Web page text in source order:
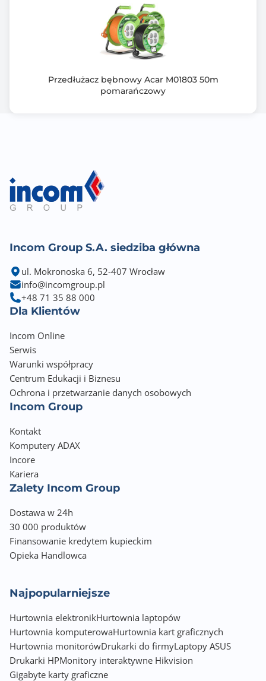
Przedłużacz bębnowy Acar M01803 50m
pomarańczowy
Incom Group S.A. siedziba główna
ul. Mokronoska 6, 52-407 Wrocław
info@incomgroup.pl
+48 71 35 88 000
Dla Klientów
Incom Online
Serwis
Warunki współpracy
Centrum Edukacji i Biznesu
Ochrona i przetwarzanie danych osobowych
Incom Group
Kontakt
Komputery ADAX
Incore
Kariera
Zalety Incom Group
Dostawa w 24h
30 000 produktów
Finansowanie kredytem kupieckim
Opieka Handlowca
Najpopularniejsze
Hurtownia elektronikHurtownia laptopów
Hurtownia komputerowaHurtownia kart graficznych
Hurtownia monitorówDrukarki do firmyLaptopy ASUS
Drukarki HPMonitory interaktywne Hikvision
Gigabyte karty graficzne